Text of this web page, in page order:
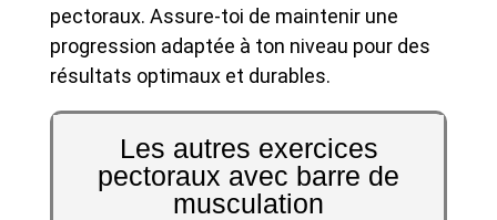
pectoraux. Assure-toi de maintenir une
progression adaptée à ton niveau pour des
résultats optimaux et durables.
Les autres exercices
pectoraux avec barre de
musculation